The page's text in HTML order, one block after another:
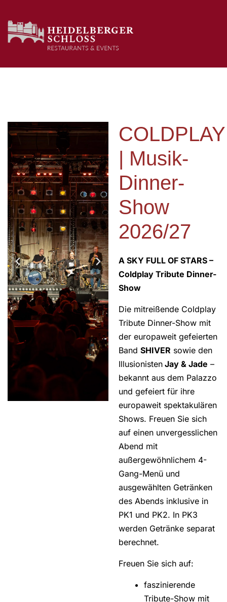
COLDPLAY
| Musik-
Dinner-
Show
2026/27
A SKY FULL OF STARS –
Coldplay Tribute Dinner-
Show
Die mitreißende Coldplay
Tribute Dinner-Show mit
der europaweit gefeierten
Band SHIVER sowie den
Illusionisten Jay & Jade –
bekannt aus dem Palazzo
und gefeiert für ihre
europaweit spektakulären
Shows. Freuen Sie sich
auf einen unvergesslichen
Abend mit
außergewöhnlichem 4-
Gang-Menü und
ausgewählten Getränken
des Abends inklusive in
PK1 und PK2. In PK3
werden Getränke separat
berechnet.
Freuen Sie sich auf:
faszinierende
Tribute-Show mit